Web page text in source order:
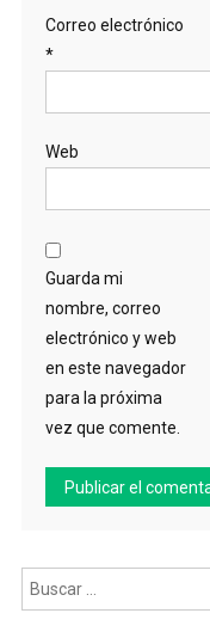
Correo electrónico
*
Web
Guarda mi
nombre, correo
electrónico y web
en este navegador
para la próxima
vez que comente.